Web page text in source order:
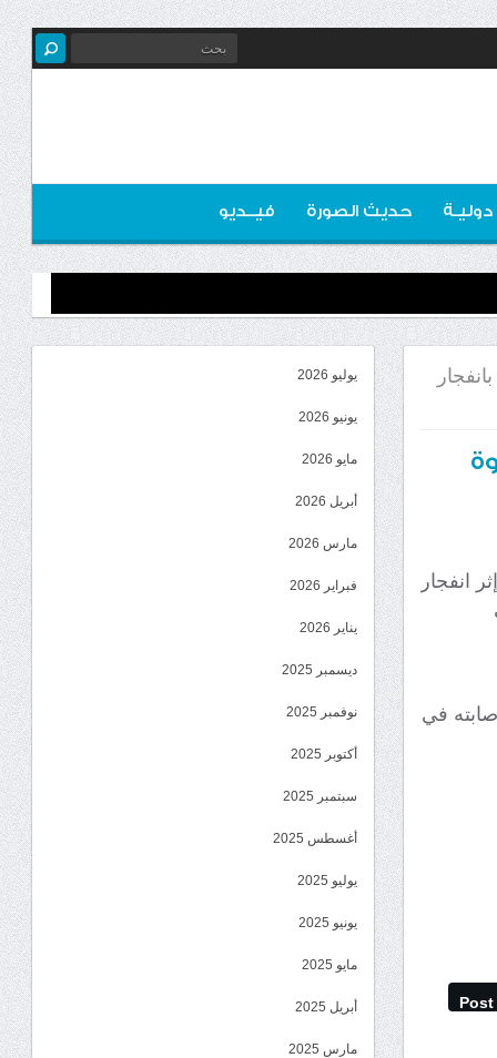
دوليـة حديث الصورة فيــديو
انفجار
في
Post
يوليو 2026
يونيو 2026
مايو 2026
أبريل 2026
مارس 2026
فبراير 2026
يناير 2026
ديسمبر 2025
نوفمبر 2025
أكتوبر 2025
سبتمبر 2025
أغسطس 2025
يوليو 2025
يونيو 2025
مايو 2025
أبريل 2025
مارس 2025